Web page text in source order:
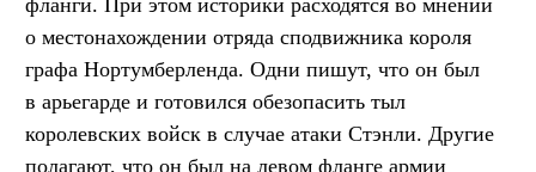
о местонахождении отряда сподвижника короля
графа Нортумберленда. Одни пишут, что он был
в арьегарде и готовился обезопасить тыл
королевских войск в случае атаки Стэнли. Другие
полагают, что он был на левом фланге армии